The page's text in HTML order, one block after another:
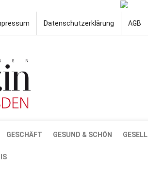
Datenschutzerklärung AGB
GESCHÄFT GESUND & SCHÖN